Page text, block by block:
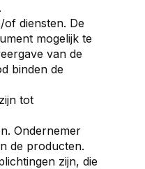
diensten. De
mogelijk te
van de
binden de
tot
Ondernemer
de producten.
zijn, die